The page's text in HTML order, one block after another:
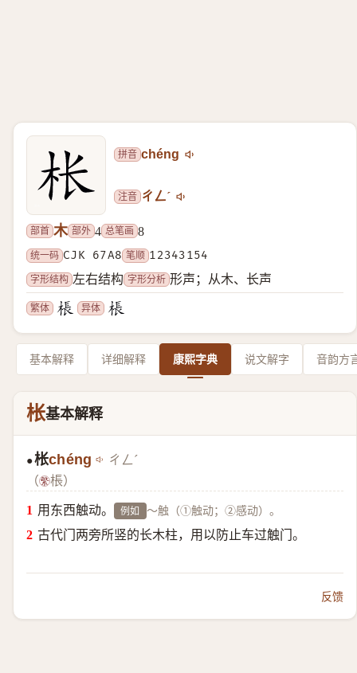
拼音 chéng
注音 ㄔㄥˊ
部首 木 部外 4 总笔画 8
统一码 CJK 67A8 笔顺 12343154
字形结构 左右结构 字形分析 形声；从木、长声
繁体 异体
基本解释 详细解释 康熙字典 说文解字 音韵方
枨基本解释
●枨chéng ㄔㄥˊ
（
棖）
用东西触动。
例如 ～触（①触动；②感动）。
古代门两旁所竖的长木柱，用以防止车过触门。
反馈